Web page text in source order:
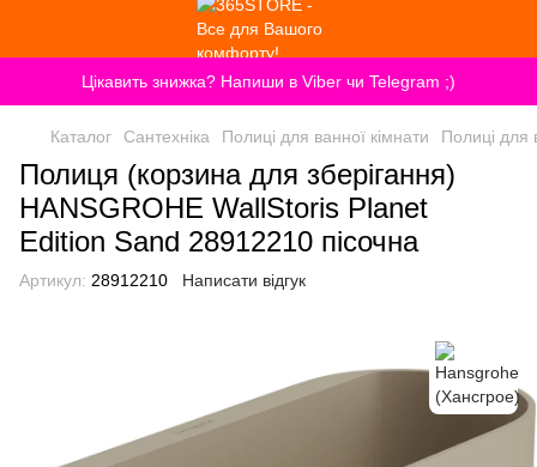
Цікавить знижка? Напиши в Viber чи Telegram ;)
Каталог Сантехніка Полиці для ванної кімнати Полиці для
Полиця (корзина для зберігання)
HANSGROHE WallStoris Planet
Edition Sand 28912210 пісочна
Артикул: 28912210 Написати відгук